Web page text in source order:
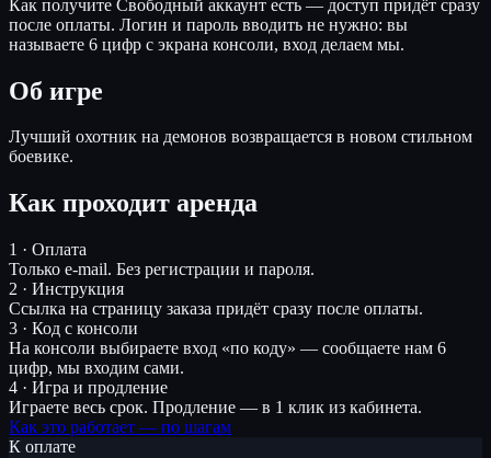
Как получите Свободный аккаунт есть — доступ придёт сразу
после оплаты. Логин и пароль вводить не нужно: вы
называете 6 цифр с экрана консоли, вход делаем мы.
Об игре
Лучший охотник на демонов возвращается в новом стильном
боевике.
Как проходит аренда
1 · Оплата
Только e-mail. Без регистрации и пароля.
2 · Инструкция
Ссылка на страницу заказа придёт сразу после оплаты.
3 · Код с консоли
На консоли выбираете вход «по коду» — сообщаете нам 6
цифр, мы входим сами.
4 · Игра и продление
Играете весь срок. Продление — в 1 клик из кабинета.
Как это работает — по шагам
К оплате